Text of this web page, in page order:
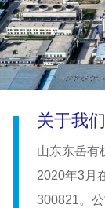
关于我们
山东东岳有
2020年3月
300821。